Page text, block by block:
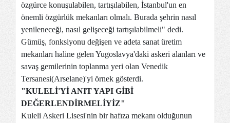
özgürce konuşulabilen, tartışılabilen, İstanbul'un en
önemli özgürlük mekanları olmalı. Burada şehrin nasıl
yenileneceği, nasıl gelişeceği tartışılabilmeli" dedi.
Gümüş, fonksiyonu değişen ve adeta sanat üretim
mekanları haline gelen Yugoslavya'daki askeri alanları ve
savaş gemilerinin toplanma yeri olan Venedik
Tersanesi(Arselane)'yi örnek gösterdi.
"KULELİ'Yİ ANIT YAPI GİBİ
DEĞERLENDİRMELİYİZ"
Kuleli Askeri Lisesi'nin bir hafıza mekanı olduğunun